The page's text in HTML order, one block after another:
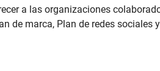
a las organizaciones
de marca, Plan de redes sociales